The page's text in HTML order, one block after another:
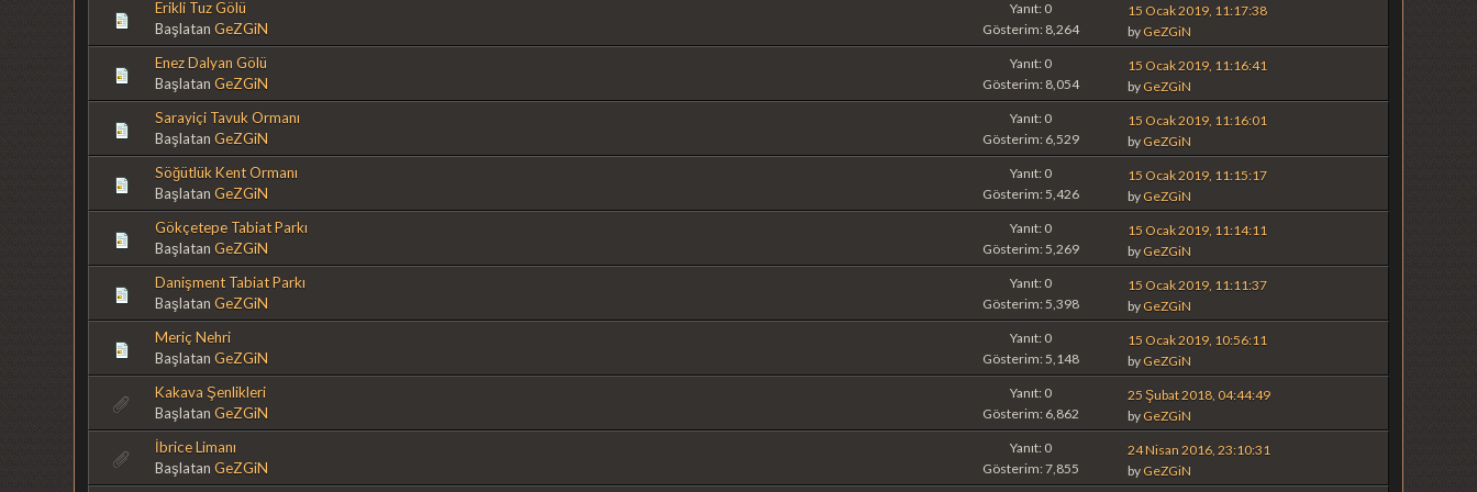
Erikli Tuz Gölü
BaşlatanGeZGiN
Yanıt: 0
Gösterim: 8,264
15 Ocak 2019, 11:17:38
by GeZGiN
Enez Dalyan Gölü
BaşlatanGeZGiN
Yanıt: 0
Gösterim: 8,054
15 Ocak 2019, 11:16:41
by GeZGiN
Sarayiçi Tavuk Ormanı
BaşlatanGeZGiN
Yanıt: 0
Gösterim: 6,529
15 Ocak 2019, 11:16:01
by GeZGiN
Söğütlük Kent Ormanı
BaşlatanGeZGiN
Yanıt: 0
Gösterim: 5,426
15 Ocak 2019, 11:15:17
by GeZGiN
Gökçetepe Tabiat Parkı
BaşlatanGeZGiN
Yanıt: 0
Gösterim: 5,269
15 Ocak 2019, 11:14:11
by GeZGiN
Danişment Tabiat Parkı
BaşlatanGeZGiN
Yanıt: 0
Gösterim: 5,398
15 Ocak 2019, 11:11:37
by GeZGiN
Meriç Nehri
BaşlatanGeZGiN
Yanıt: 0
Gösterim: 5,148
15 Ocak 2019, 10:56:11
by GeZGiN
Kakava Şenlikleri
BaşlatanGeZGiN
Yanıt: 0
Gösterim: 6,862
25 Şubat 2018, 04:44:49
by GeZGiN
İbrice Limanı
BaşlatanGeZGiN
Yanıt: 0
Gösterim: 7,855
24 Nisan 2016, 23:10:31
by GeZGiN